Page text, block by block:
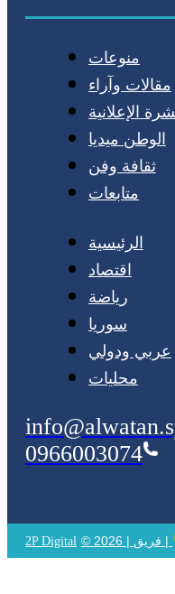
منوعات
مقالات وآراء
الإعلانية
الوطن ميديا
ثقافة وفن
متابعات
الرئيسية
اقتصاد
رياضة
سوريا
عربي ودولي
محليات
0966003074
2P Digital | فريق